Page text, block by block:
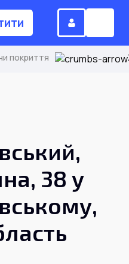
покриття
38 у